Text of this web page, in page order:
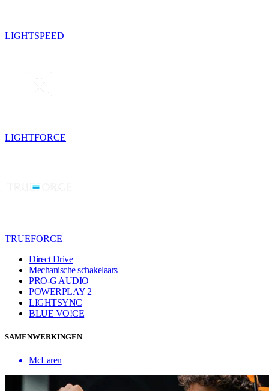
LIGHTSPEED
LIGHTFORCE
TRUEFORCE
Direct Drive
Mechanische schakelaars
PRO-G AUDIO
POWERPLAY 2
LIGHTSYNC
BLUE VO!CE
SAMENWERKINGEN
McLaren